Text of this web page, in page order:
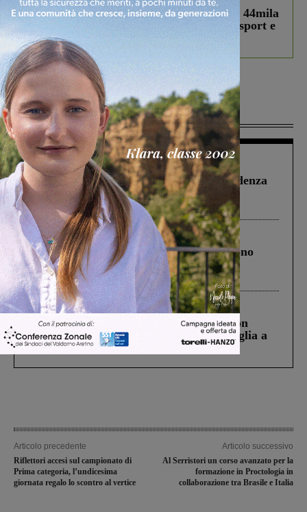
Estra Notizie agosto: Smart Cities, oltre 44mila
studenti coinvolti, torna il bando per lo sport e
debutta il podcast Estrair
Più lette
Figline Incisa Valdarno 1 Agosto 2026
Piscina di Figline finanziata oltre la scadenza
Pnrr, il gruppo di Fratelli d’Italia: “Un
ringraziamento al Governo”
Cronaca 4 Agosto 2026
Un anno fa la strage in A1 in cui morirono
Gianni, Giulia e Franco. Lo schianto, il
processo, lo stop ai sorpassi fra tir....
Cronaca 3 Agosto 2026
Scomparso da una struttura di Castiglion
Fiorentino l’uomo che aveva ucciso la figlia a
Levane nel 2020
Articolo precedente
Riflettori accesi sul campionato di
Prima categoria, l’undicesima
giornata regalo lo scontro al vertice
Articolo successivo
Al Serristori un corso avanzato per la
formazione in Proctologia in
collaborazione tra Brasile e Italia